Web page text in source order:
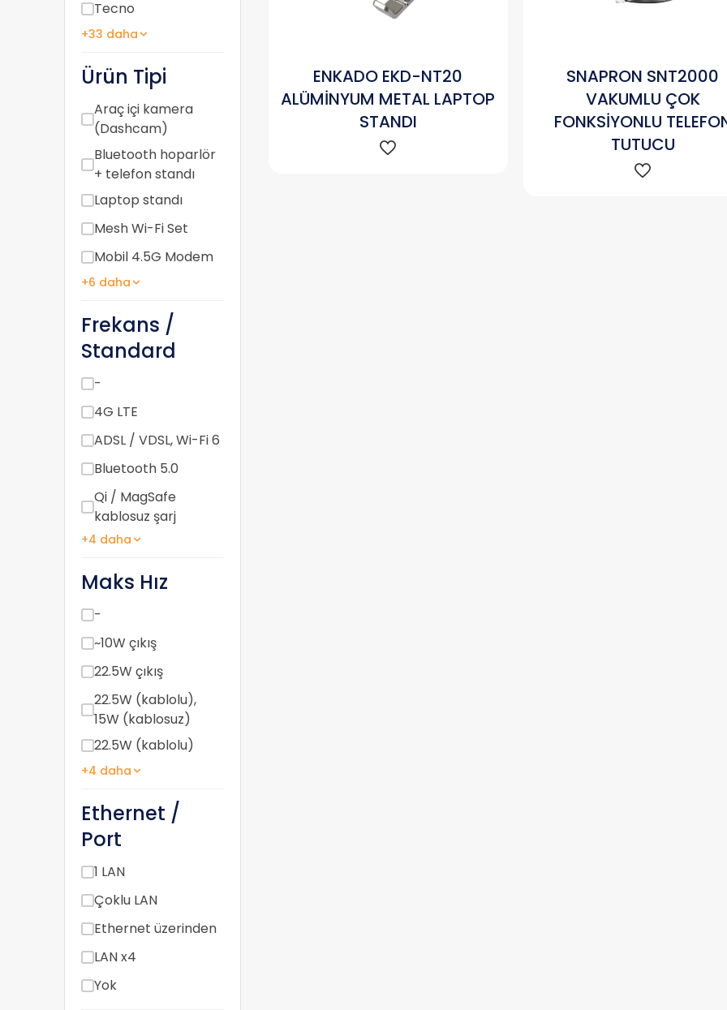
Tecno
+33 daha
Ürün Tipi
Araç içi kamera
(Dashcam)
Bluetooth hoparlör
+ telefon standı
Laptop standı
Mesh Wi-Fi Set
Mobil 4.5G Modem
+6 daha
Frekans /
Standard
-
4G LTE
ADSL / VDSL, Wi-Fi 6
Bluetooth 5.0
Qi / MagSafe
kablosuz şarj
+4 daha
Maks Hız
-
~10W çıkış
22.5W çıkış
22.5W (kablolu),
15W (kablosuz)
22.5W (kablolu)
+4 daha
Ethernet /
Port
1 LAN
Çoklu LAN
Ethernet üzerinden
LAN x4
Yok
ENKADO EKD-NT20
ALÜMİNYUM METAL LAPTOP
STANDI
SNAPRON SNT2000
VAKUMLU ÇOK
FONKSİYONLU
TUTUCU